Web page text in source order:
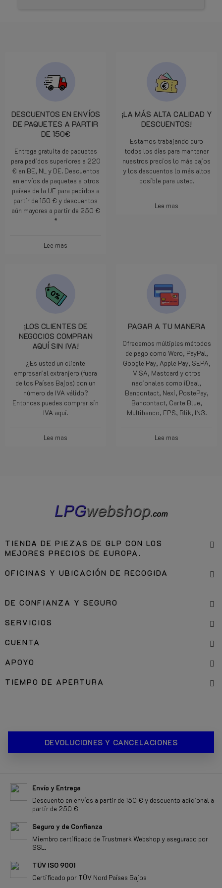
DESCUENTOS EN ENVÍOS
DE PAQUETES A PARTIR
DE 150€
Entrega gratuita de paquetes
para pedidos superiores a 220
€ en BE, NL y DE. Descuentos
en envíos de paquetes a otros
países de la UE para pedidos a
partir de 150 € y descuentos
aún mayores a partir de 250 €
*
Lee mas
¡LA MÁS ALTA CALIDAD Y
DESCUENTOS!
Estamos trabajando duro
todos los días para mantener
nuestros precios lo más bajos
y los descuentos lo más altos
posible para usted.
Lee mas
¡LOS CLIENTES DE
NEGOCIOS COMPRAN
AQUÍ SIN IVA!
¿Es usted un cliente
empresarial extranjero (fuera
de los Países Bajos) con un
número de IVA válido?
Entonces puedes comprar sin
IVA aquí.
Lee mas
PAGAR A TU MANERA
Ofrecemos múltiples métodos
de pago como Wero, PayPal,
Google Pay, Apple Pay, SEPA,
VISA, Mastcard y otros
nacionales como iDeal,
Bancontact, Nexi, PostePay,
Bancontact, Carte Blue,
Multibanco, EPS, Blik, IN3.
Lee mas
TIENDA DE PIEZAS DE GLP CON LOS
MEJORES PRECIOS DE EUROPA.
OFICINAS Y UBICACIÓN DE RECOGIDA
DE CONFIANZA Y SEGURO
SERVICIOS
CUENTA
APOYO
TIEMPO DE APERTURA
DEVOLUCIONES Y CANCELACIONES
Envío y Entrega
Descuento en envíos a partir de 150 € y descuento adicional a
partir de 250 €
Seguro y de Confianza
Miembro certificado de Trustmark Webshop y asegurado por
SSL.
TÜV ISO 9001
Certificado por TÜV Nord Países Bajos